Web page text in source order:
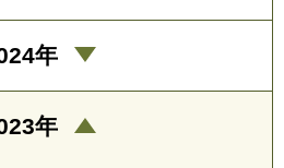
年
年